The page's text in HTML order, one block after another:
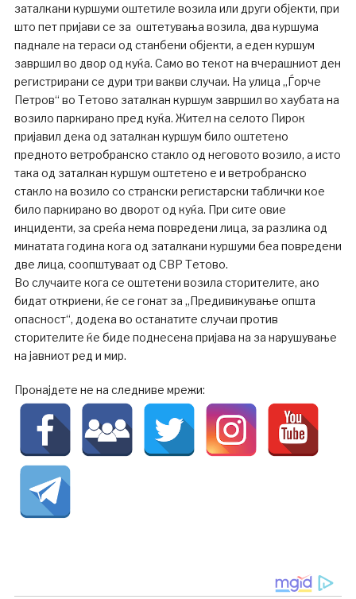
заталкани куршуми оштетиле возила или други објекти, при
што пет пријави се за оштетувања возила, два куршума
паднале на тераси од станбени објекти, а еден куршум
завршил во двор од куќа. Само во текот на вчерашниот ден
регистрирани се дури три вакви случаи. На улица „Ѓорче
Петров“ во Тетово заталкан куршум завршил во хаубата на
возило паркирано пред куќа. Жител на селото Пирок
пријавил дека од заталкан куршум било оштетено
предното ветробранско стакло од неговото возило, а исто
така од заталкан куршум оштетено е и ветробранско
стакло на возило со странски регистарски таблички кое
било паркирано во дворот од куќа. При сите овие
инциденти, за среќа нема повредени лица, за разлика од
минатата година кога од заталкани куршуми беа повредени
две лица, соопштуваат од СВР Тетово.
Во случаите кога се оштетени возила сторителите, ако
бидат откриени, ќе се гонат за „Предивикување општа
опасност“, додека во останатите случаи против
сторителите ќе биде поднесена пријава на за нарушување
на јавниот ред и мир.
Пронајдете не на следниве мрежи: